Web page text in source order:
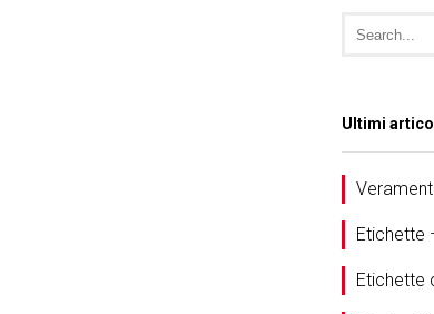
Ultimi
Etichette
Etichette